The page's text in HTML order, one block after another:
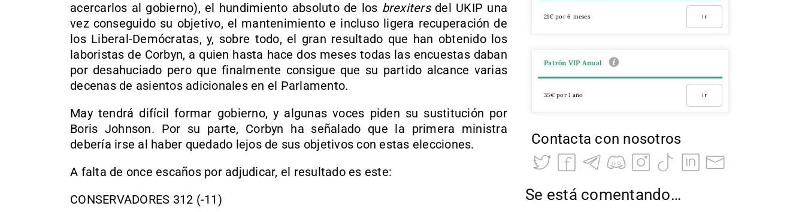
acercarlos al gobierno), el hundimiento absoluto de los brexitersdel UKIP una
vez conseguido su objetivo, el mantenimiento e incluso ligera recuperación de
los Liberal-Demócratas, y, sobre todo, el gran resultado que han obtenido los
laboristas de Corbyn, a quien hasta hace dos meses todas las encuestas daban
por desahuciado pero que finalmente consigue que su partido alcance varias
decenas de asientos adicionales en el Parlamento.
May tendrá difícil formar gobierno, y algunas voces piden su sustitución por
Boris Johnson. Por su parte, Corbyn ha señalado que la primera ministra
debería irse al haber quedado lejos de sus objetivos con estas elecciones.
A falta de once escaños por adjudicar, el resultado es este:
CONSERVADORES 312 (-11)
21€ por 6 meses Ir
Patrón VIP Anual
35€ por 1 año Ir
Contacta con nosotros
Se está comentando…